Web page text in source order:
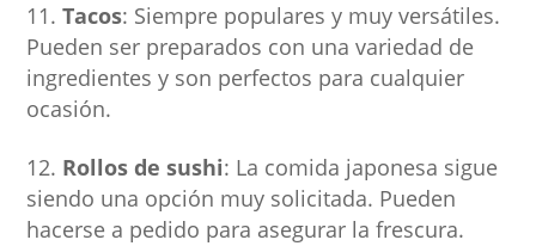
Tacos: Siempre populares y muy versátiles.
Pueden ser preparados con una variedad de
ingredientes y son perfectos para cualquier
ocasión.
Rollos de sushi: La comida japonesa sigue
siendo una opción muy solicitada. Pueden
hacerse a pedido para asegurar la frescura.